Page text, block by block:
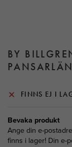
BY
FINNS EJ I
Bevaka produkt
Ange din e-
finns i lager! Din e-